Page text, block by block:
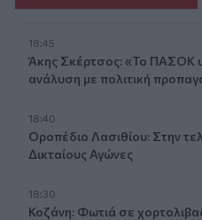
18:45
Άκης Σκέρτσος: «Το ΠΑΣΟΚ
ανάλυση με πολιτική
18:40
Οροπέδιο Λασιθίου: Στην
Δικταίους Αγώνες
18:30
Κοζάνη: Φωτιά σε